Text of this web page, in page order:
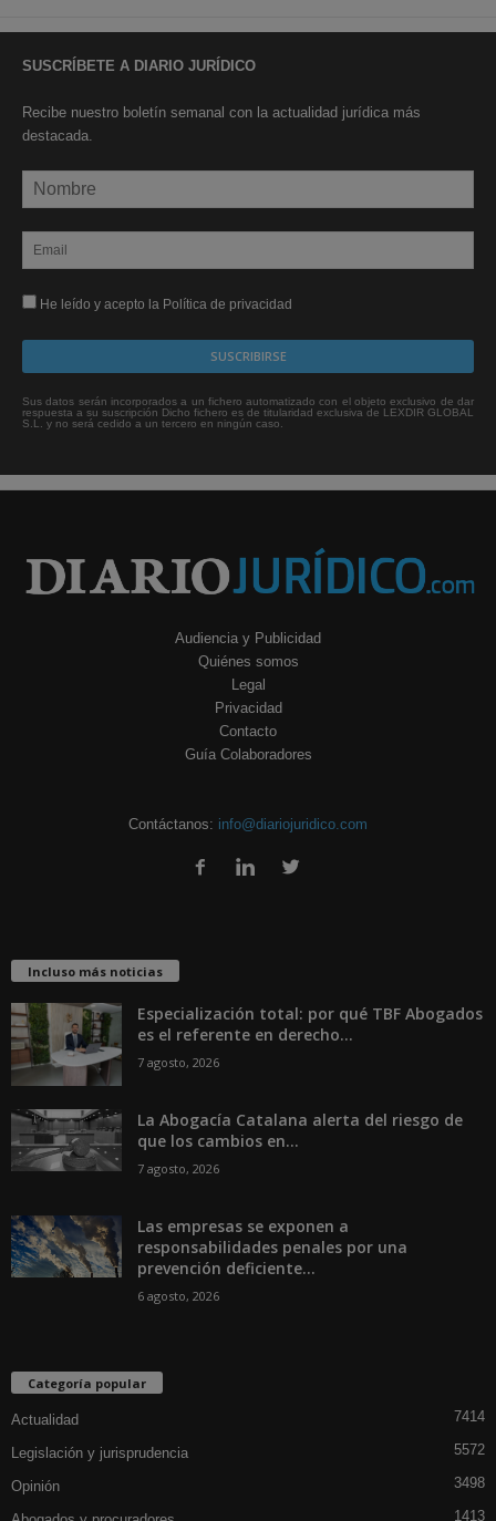
SUSCRÍBETE A DIARIO JURÍDICO
Recibe nuestro boletín semanal con la actualidad jurídica más
destacada.
He leído y acepto la Política de privacidad
Sus datos serán incorporados a un fichero automatizado con el objeto exclusivo de dar
respuesta a su suscripción Dicho fichero es de titularidad exclusiva de LEXDIR GLOBAL
S.L. y no será cedido a un tercero en ningún caso.
Audiencia y Publicidad
Quiénes somos
Legal
Privacidad
Contacto
Guía Colaboradores
Contáctanos: info@diariojuridico.com
Incluso más noticias
Especialización total: por qué TBF Abogados
es el referente en derecho...
7 agosto, 2026
La Abogacía Catalana alerta del riesgo de
que los cambios en...
7 agosto, 2026
Las empresas se exponen a
responsabilidades penales por una
prevención deficiente...
6 agosto, 2026
Categoría popular
Actualidad 7414
Legislación y jurisprudencia 5572
Opinión 3498
1413